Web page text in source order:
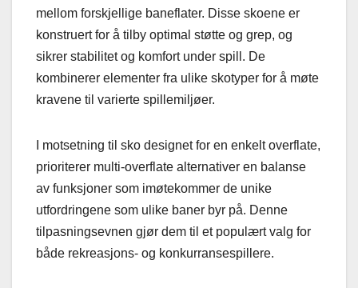
mellom forskjellige baneflater. Disse skoene er
konstruert for å tilby optimal støtte og grep, og
sikrer stabilitet og komfort under spill. De
kombinerer elementer fra ulike skotyper for å møte
kravene til varierte spillemiljøer.
I motsetning til sko designet for en enkelt overflate,
prioriterer multi-overflate alternativer en balanse
av funksjoner som imøtekommer de unike
utfordringene som ulike baner byr på. Denne
tilpasningsevnen gjør dem til et populært valg for
både rekreasjons- og konkurransespillere.